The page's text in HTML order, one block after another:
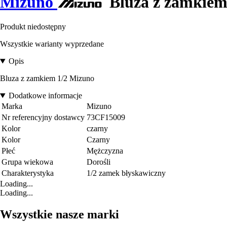
Produkt niedostępny
Wszystkie warianty wyprzedane
Opis
Bluza z zamkiem 1/2 Mizuno
Dodatkowe informacje
Marka
Mizuno
Nr referencyjny dostawcy 73CF15009
Kolor
czarny
Kolor
Czarny
Płeć
Mężczyzna
Grupa wiekowa
Dorośli
Charakterystyka
1/2 zamek błyskawiczny
Loading...
Loading...
Wszystkie nasze marki